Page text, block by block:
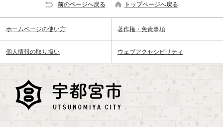
前のページへ戻る トップページへ戻る
ホームページの使い方 著作権・免責事項
個人情報の取り扱い ウェブアクセシビリティ